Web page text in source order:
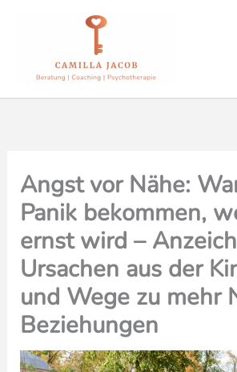
Angst vor Nähe:
Panik bekommen,
ernst wird –
Ursachen aus der
und Wege zu mehr
Beziehungen